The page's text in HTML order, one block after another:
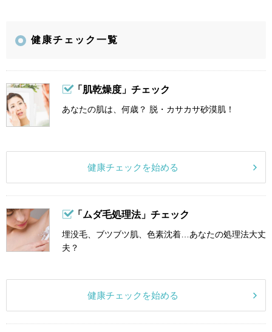
健康チェック一覧
「肌乾燥度」チェック
あなたの肌は、何歳？ 脱・カサカサ砂漠肌！
健康チェックを始める
「ムダ毛処理法」チェック
埋没毛、ブツブツ肌、色素沈着…あなたの処理法大丈
夫？
健康チェックを始める